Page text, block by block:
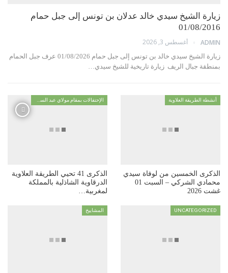
زيارة الشيخ سيدي خالد عدلان بن تونس إلى جبل حمام
01/08/2016
ADMIN أغسطس 3, 2026
زيارة الشيخ سيدي خالد بن تونس إلى جبل حمام 01/08/2026 عرف جبل الحمام
بمنطقة جبال الريف زيارة تاريخية للشيخ سيدي…
أنشطة الطريقة العلاوية
الذكرى الخمسين من لوفاة سيدي
محمادي الشركي – السبت 01
غشت 2026
الذكرى 41 تحيي الطريقة العلاوية
الدرقاوية الشاذلية بالمملكة
لمغربية…
UNCATEGORIZED المشاييخ